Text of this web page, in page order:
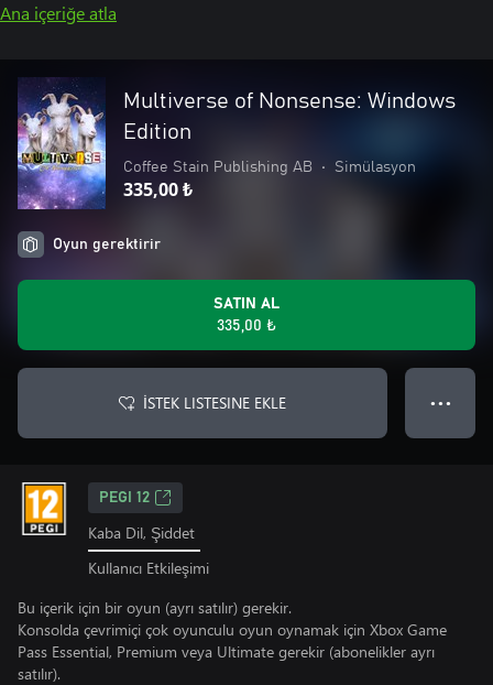
Ana içeriğe atla
Multiverse of Nonsense: Windows
Edition
Coffee Stain Publishing AB • Simülasyon
335,00 ₺
Oyun gerektirir
SATIN AL
335,00 ₺
İSTEK LISTESINE EKLE ● ● ●
PEGI 12
Kaba Dil, Şiddet
Kullanıcı Etkileşimi
Bu içerik için bir oyun (ayrı satılır) gerekir.
Konsolda çevrimiçi çok oyunculu oyun oynamak için Xbox Game
Pass Essential, Premium veya Ultimate gerekir (abonelikler ayrı
satılır).